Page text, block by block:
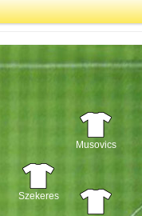
Szekeres
Musovics